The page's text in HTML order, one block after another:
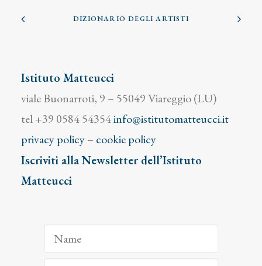
DIZIONARIO DEGLI ARTISTI
Istituto Matteucci
viale Buonarroti, 9 – 55049 Viareggio (LU)
tel +39 0584 54354info@istitutomatteucci.it
privacy policy– cookie policy
Iscriviti alla Newsletter dell’Istituto
Matteucci